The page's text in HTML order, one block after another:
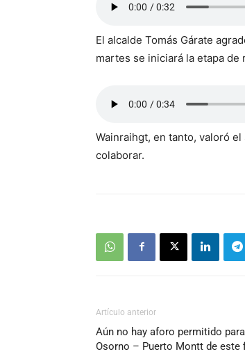
El alcalde Tomás Gárate
martes se iniciará la etapa de
Wainraihgt, en tanto, valoró
colaborar.
Artículo anterior
Aún no hay aforo permitido
Osorno – Puerto Montt de este